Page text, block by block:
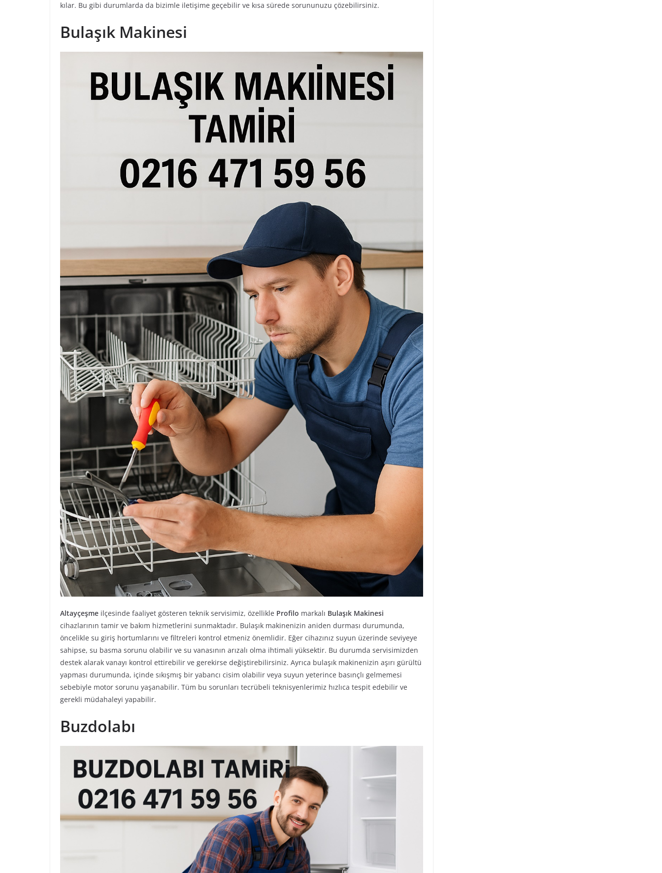
kılar. Bu gibi durumlarda da bizimle iletişime geçebilir ve kısa sürede sorununuzu çözebilirsiniz.
Bulaşık Makinesi
Altayçeşme ilçesinde faaliyet gösteren teknik servisimiz, özellikle Profilo markalı Bulaşık Makinesi
cihazlarının tamir ve bakım hizmetlerini sunmaktadır. Bulaşık makinenizin aniden durması durumunda,
öncelikle su giriş hortumlarını ve filtreleri kontrol etmeniz önemlidir. Eğer cihazınız suyun üzerinde seviyeye
sahipse, su basma sorunu olabilir ve su vanasının arızalı olma ihtimali yüksektir. Bu durumda servisimizden
destek alarak vanayı kontrol ettirebilir ve gerekirse değiştirebilirsiniz. Ayrıca bulaşık makinenizin aşırı gürültü
yapması durumunda, içinde sıkışmış bir yabancı cisim olabilir veya suyun yeterince basınçlı gelmemesi
sebebiyle motor sorunu yaşanabilir. Tüm bu sorunları tecrübeli teknisyenlerimiz hızlıca tespit edebilir ve
gerekli müdahaleyi yapabilir.
Buzdolabı